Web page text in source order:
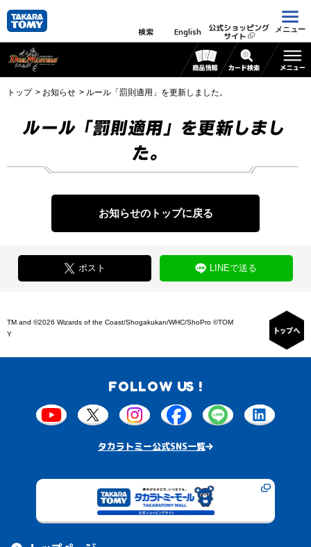
検索 English 公式ショッピング
サイト
メニュー
トップ お知らせ ルール「罰則適用」を更新しました。
ルール「罰則適用」を更新しまし
た。
お知らせのトップに戻る
ポスト LINEで送る
TM and ©2026 Wizards of the Coast/Shogakukan/WHC/ShoPro ©TOM
Y
FOLLOW US !
タカラトミー公式SNS一覧